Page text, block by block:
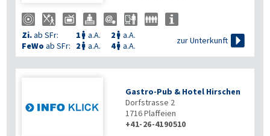
Zi.ab SFr: 1  a.A. 2  a.A.
FeWo ab SFr: 2  a.A. 4 a.A.
zur Unterkunft 
Gastro-Pub & Hotel Hirschen
Dorfstrasse 2
1716Plaffeien
+41-26-4190510